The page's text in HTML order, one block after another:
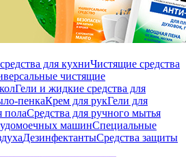
для кухниЧистящие средства
чистящие
Гели и жидкие средства для
пенкаКрем для рукГели для
полаСредства для ручного мытья
машинСпециальные
ДезинфектантыСредства защиты